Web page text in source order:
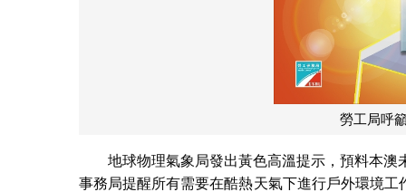
勞工局呼
地球物理氣象局發出黃色高溫提示，預料本
事務局提醒所有需要在酷熱天氣下進行戶外環境